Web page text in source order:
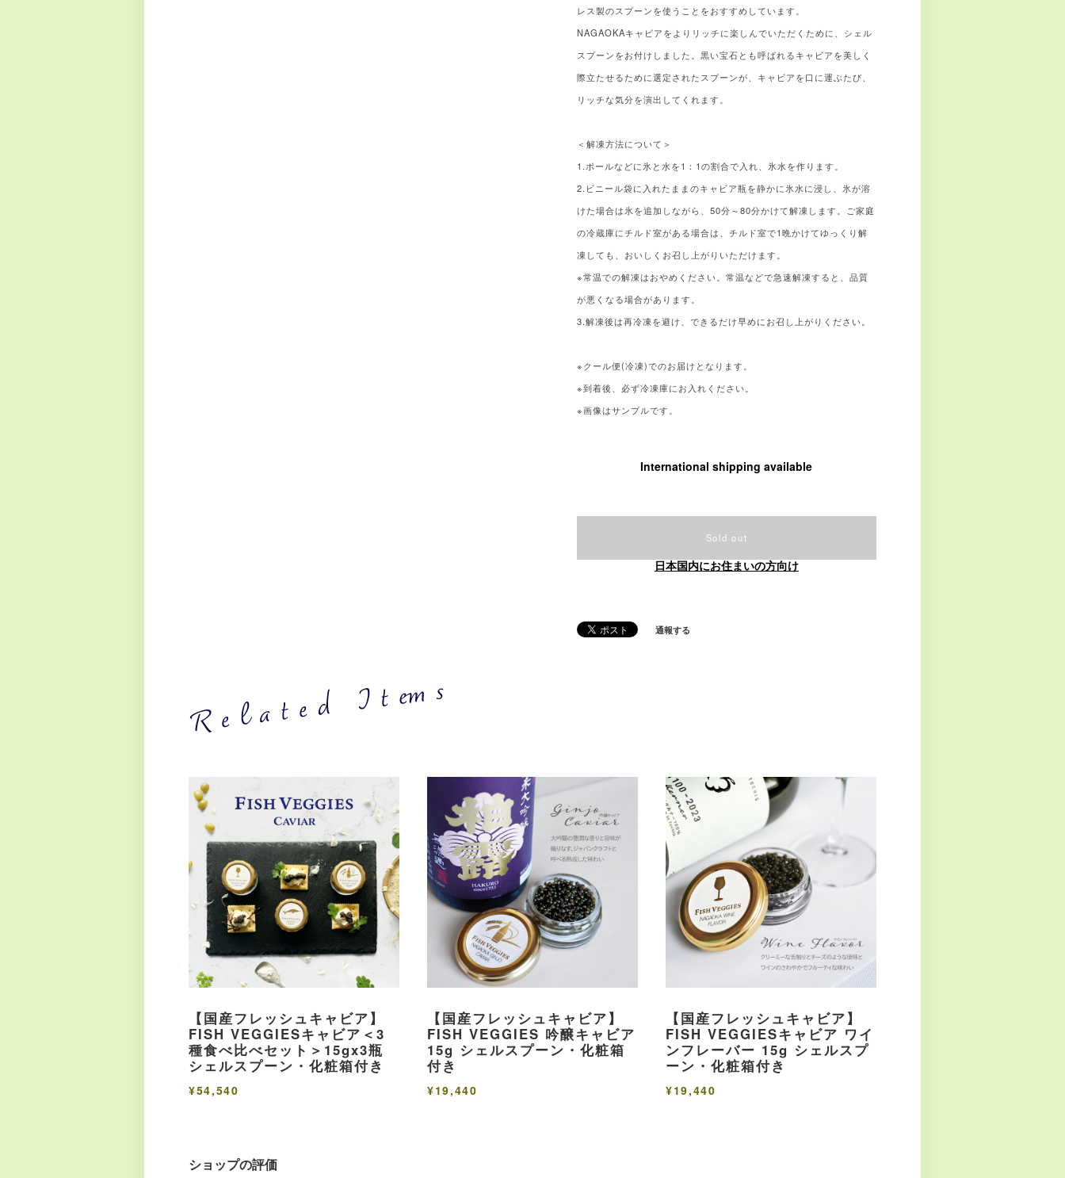
レス製のスプーンを使うことをおすすめしています。
NAGAOKAキャビアをよりリッチに楽しんでいただくために、シェル
スプーンをお付けしました。黒い宝石とも呼ばれるキャビアを美しく
際立たせるために選定されたスプーンが、キャビアを口に運ぶたび、
リッチな気分を演出してくれます。
＜解凍方法について＞
1.ボールなどに氷と水を1：1の割合で入れ、氷水を作ります。
2.ビニール袋に入れたままのキャビア瓶を静かに氷水に浸し、氷が溶
けた場合は氷を追加しながら、50分～80分かけて解凍します。ご家庭
の冷蔵庫にチルド室がある場合は、チルド室で1晩かけてゆっくり解
凍しても、おいしくお召し上がりいただけます。
※常温での解凍はおやめください。常温などで急速解凍すると、品質
が悪くなる場合があります。
3.解凍後は再冷凍を避け、できるだけ早めにお召し上がりください。
※クール便(冷凍)でのお届けとなります。
※到着後、必ず冷凍庫にお入れください。
※画像はサンプルです。
International shipping available
Sold out
日本国内にお住まいの方向け
通報する
【国産フレッシュキャビア】
FISH VEGGIESキャビア＜3
種食べ比べセット＞15gx3瓶
シェルスプーン・化粧箱付き
¥54,540
【国産フレッシュキャビア】
FISH VEGGIES 吟醸キャビア
15g シェルスプーン・化粧箱
付き
¥19,440
【国産フレッシュキャビア】
FISH VEGGIESキャビア ワイ
ンフレーバー 15g シェルスプ
ーン・化粧箱付き
¥19,440
ショップの評価